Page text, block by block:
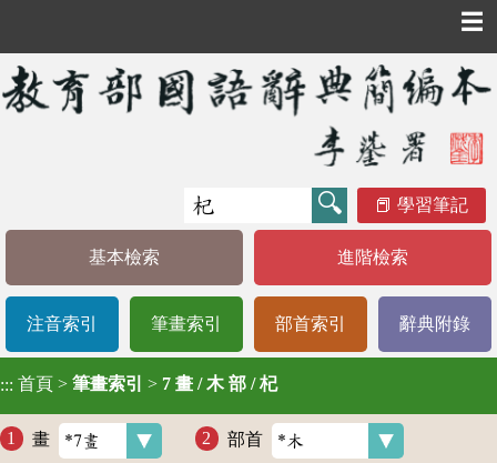
☰
學習筆記
基本檢索 進階檢索
注音索引 筆畫索引 部首索引 辭典附錄
::: 首頁 > 筆畫索引 > 7 畫 / 木 部 / 杞
畫 部首